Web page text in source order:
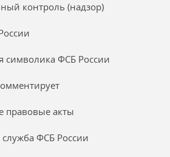
контроль (надзор)
символика ФСБ России
правовые акты
ФСБ России